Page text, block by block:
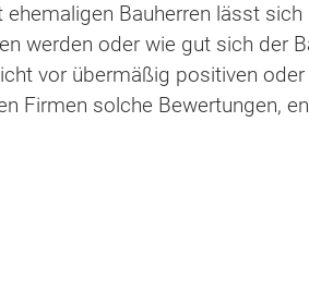
Bauherren lässt
werden oder wie gut sich der
vor übermäßig positiven
Firmen solche Bewertungen,